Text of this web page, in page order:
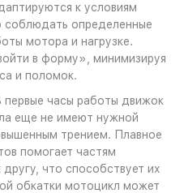
к условиям
определенные
мотора и нагрузке.
в форму», минимизируя
и поломок.
первые часы работы движок
еще не имеют нужной
трением. Плавное
помогает частям
другу, что способствует их
обкатки мотоцикл может